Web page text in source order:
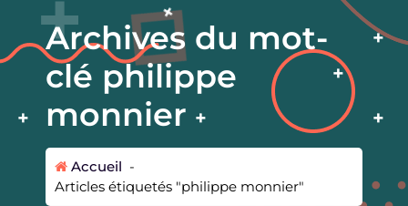
Archives du mot-
clé philippe
monnier
Accueil -
Articles étiquetés "philippe monnier"